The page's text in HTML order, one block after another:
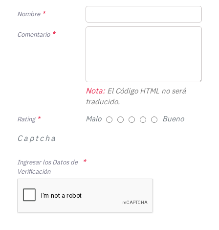
Nombre
Comentario
Nota:El Código HTML no será
traducido.
Rating Malo Bueno
Captcha
Ingresar los Datos de
Verificación